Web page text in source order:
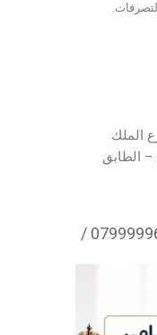
الملك
الطابق
التالية: 0798333357 / 0799999604 /